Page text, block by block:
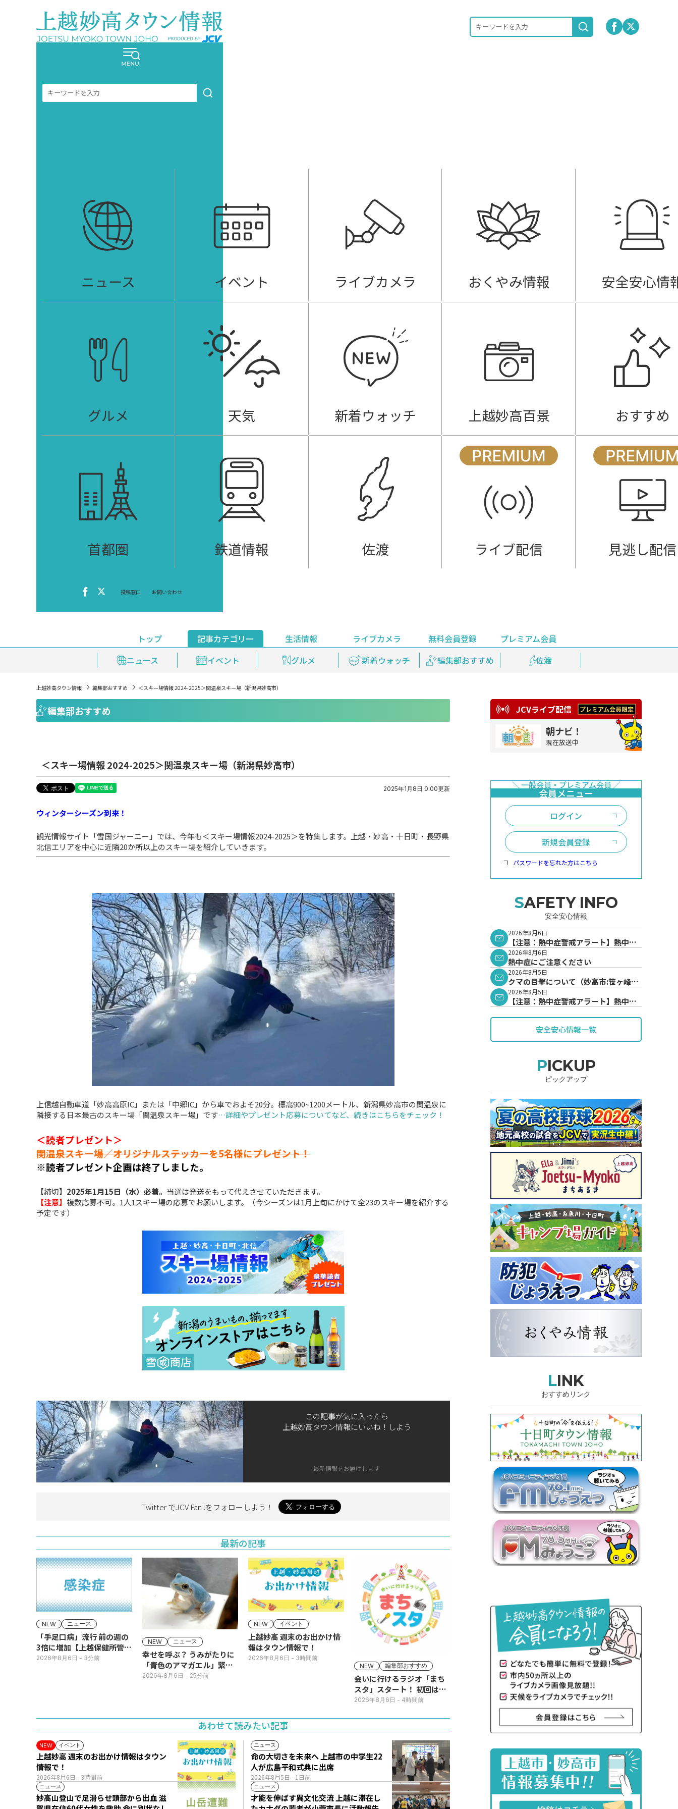
ニュース イベント ライブカメラ おくやみ情報 安全安心情
グルメ 天気 新着ウォッチ 上越妙高百景 おすすめ
首都圏 鉄道情報 佐渡 ライブ配信 見逃し配信
投稿窓口 お問い合わせ
トップ
記事カテゴリー
ニュース
イベント グルメ 新着ウォッチ 編集部おすすめ 佐渡
生活情報
おくやみ情報
安全安心情報 天気 上越妙高百景 鉄道情報
ライブカメラ 無料会員登録
プレミアム会員
ライブ配信
見逃し配信 プレミアム会員登録
上越妙高タウン情報 編集部おすすめ ＜スキー場情報 2024-2025＞関温泉スキー場（新潟県妙高市）
編集部おすすめ
＜スキー場情報 2024-2025＞関温泉スキー場（新潟県妙高市）
2025年1月8日 0:00更新
ウィンターシーズン到来！
観光情報サイト「雪国ジャーニー」では、今年も＜スキー場情報2024-2025＞を特集します。上越・妙高・十日町・長野県
北信エリアを中心に近隣20か所以上のスキー場を紹介していきます。
上信越自動車道「妙高高原IC」または「中郷IC」から車でおよそ20分。標高900~1200メートル、新潟県妙高市の関温泉に
隣接する日本最古のスキー場「関温泉スキー場」です…詳細やプレゼント応募についてなど、続きはこちらをチェック！
＜読者プレゼント＞
関温泉スキー場／オリジナルステッカーを5名様にプレゼント！
※読者プレゼント企画は終了しました。
【締切】 2025年1月15日（水）必着。 当選は発送をもって代えさせていただきます。
【注意】 複数応募不可。1人1スキー場の応募でお願いします。（今シーズンは1月上旬にかけて全23のスキー場を紹介する
予定です）
この記事が気に入ったら
上越妙高タウン情報にいいね！しよう
最新情報をお届けします
Twitter でJCV Fan !をフォローしよう！
最新の記事
NEW ニュース
「手足口病」流行 前の週の
3倍に増加【上越保健所管
内】
2026年8月6日 - 3分前
NEW ニュース
幸せを呼ぶ？ うみがたりに
「青色のアマガエル」緊急
展示
2026年8月6日 - 25分前
NEW イベント
上越妙高 週末のお出かけ情
報はタウン情報で！
2026年8月6日 - 3時間前
NEW
編集部おすすめ
会いに行けるラジオ「まち
スタ」スタート！ 初回は11
日(火･祝) 公開生放送
2026年8月6日 - 4時間前
あわせて読みたい記事
NEW イベント
2026年8月6日 - 3時間前
上越妙高 週末のお出かけ情報はタウン
情報で！
ニュース
2026年8月5日 - 1日前
命の大切さを未来へ 上越市の中学生22
人が広島平和式典に出席
ニュース
妙高山登山で足滑らせ頭部から出血 滋
ニュース
才能を伸ばす異文化交流 上越に滞在し
JCVライブ配信
朝ナビ！
現在放送中
ログイン
新規会員登録
パスワードを忘れた方はこちら
SAFETY INFO
安全安心情報
2026年8月6日
【注意：熱中症警戒アラート】熱中症
警戒アラートが発表されています。
2026年8月6日
熱中症にご注意ください
2026年8月5日
クマの目撃について（妙高市:笹ヶ峰地
内）
2026年8月5日
【注意：熱中症警戒アラート】熱中症
安全安心情報一覧
PICKUP
ピックアップ
LINK
おすすめリンク